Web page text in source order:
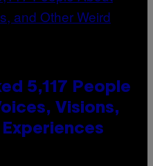
5,117 People
Visions,